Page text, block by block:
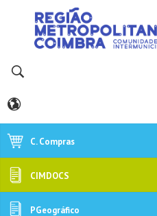
C. Compras
CIMDOCS
PGeográfico